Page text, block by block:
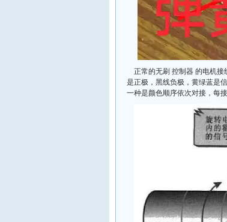
正常的无刷 控制器 的电机
是正极，黑线负极，黄绿蓝是
一种是颜色顺序依次对接，每